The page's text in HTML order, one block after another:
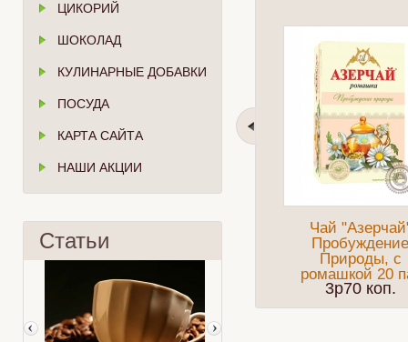
ЦИКОРИЙ
ШОКОЛАД
КУЛИНАРНЫЕ ДОБАВКИ
ПОСУДА
КАРТА САЙТА
НАШИ АКЦИИ
Статьи
Чай
Природы, с
ромашкой 20
3p70 коп.